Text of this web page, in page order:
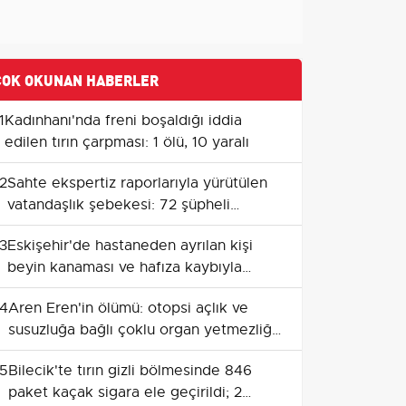
OKUNAN HABERLER
1Kadınhanı'nda freni boşaldığı iddia
edilen tırın çarpması: 1 ölü, 10 yaralı
2Sahte ekspertiz raporlarıyla yürütülen
vatandaşlık şebekesi: 72 şüpheli
adliyede
3Eskişehir'de hastaneden ayrılan kişi
beyin kanaması ve hafıza kaybıyla
yeniden getirildi
4Aren Eren'in ölümü: otopsi açlık ve
susuzluğa bağlı çoklu organ yetmezliği
raporu
5Bilecik'te tırın gizli bölmesinde 846
paket kaçak sigara ele geçirildi; 2